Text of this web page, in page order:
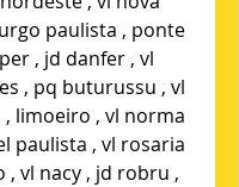
paulista , ponte
, jd danfer , vl
, pq buturussu , vl
, limoeiro , vl norma
paulista , vl rosaria
, vl nacy , jd robru ,